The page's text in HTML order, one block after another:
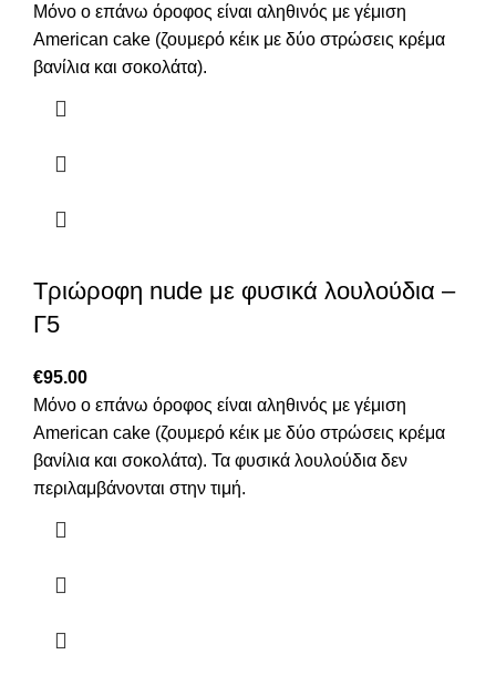
Μόνο ο επάνω όροφος είναι αληθινός με γέμιση
American cake (ζουμερό κέικ με δύο στρώσεις κρέμα
βανίλια και σοκολάτα).
Τριώροφη nude με φυσικά λουλούδια –
Γ5
€95.00
Μόνο ο επάνω όροφος είναι αληθινός με γέμιση
American cake (ζουμερό κέικ με δύο στρώσεις κρέμα
βανίλια και σοκολάτα). Τα φυσικά λουλούδια δεν
περιλαμβάνονται στην τιμή.